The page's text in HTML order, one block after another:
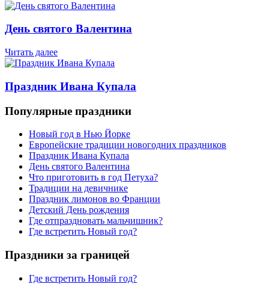
День святого Валентина
Читать далее
Праздник Ивана Купала
Популярные праздники
Новый год в Нью Йорке
Европейские традиции новогодних праздников
Праздник Ивана Купала
День святого Валентина
Что приготовить в год Петуха?
Традиции на девичнике
Праздник лимонов во Франции
Детский День рождения
Где отпраздновать мальчишник?
Где встретить Новый год?
Праздники за границей
Где встретить Новый год?